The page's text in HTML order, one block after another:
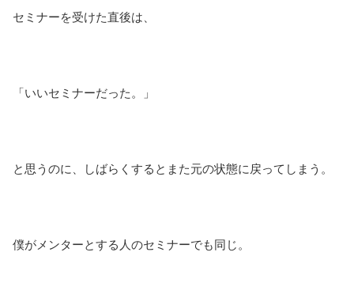
セミナーを受けた直後は、
「いいセミナーだった。」
と思うのに、しばらくするとまた元の状態に戻ってしまう。
僕がメンターとする人のセミナーでも同じ。